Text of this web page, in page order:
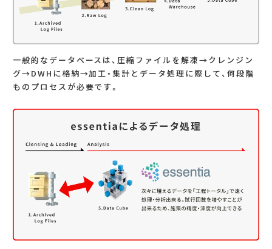
一般的なデータベースは、圧縮ファイルを解凍→クレンジン
グ→DWHに格納→加工・集計とデータ処理に際して、何段階
ものプロセスが必要です。